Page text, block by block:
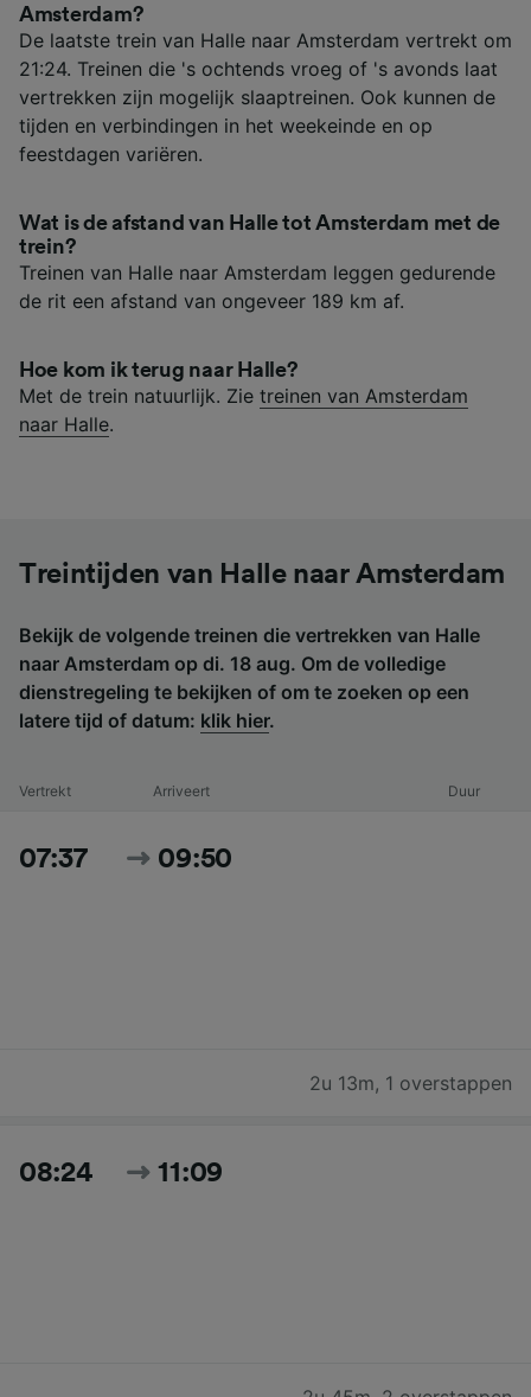
Amsterdam?
De laatste trein van Halle naar Amsterdam vertrekt om
21:24. Treinen die 's ochtends vroeg of 's avonds laat
vertrekken zijn mogelijk slaaptreinen. Ook kunnen de
tijden en verbindingen in het weekeinde en op
feestdagen variëren.
Wat is de afstand van Halle tot Amsterdam met de
trein?
Treinen van Halle naar Amsterdam leggen gedurende
de rit een afstand van ongeveer 189 km af.
Hoe kom ik terug naar Halle?
Met de trein natuurlijk. Zie treinen van Amsterdam
naar Halle.
Treintijden van Halle naar Amsterdam
Bekijk de volgende treinen die vertrekken van Halle
naar Amsterdam op di. 18 aug. Om de volledige
dienstregeling te bekijken of om te zoeken op een
latere tijd of datum: klik hier.
Vertrekt Arriveert Duur
07:37 09:50
2u 13m, 1 overstappen
08:24 11:09